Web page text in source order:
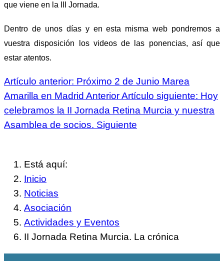
que viene en la III Jornada.
Dentro de unos días y en esta misma web pondremos a
vuestra disposición los videos de las ponencias, así que
estar atentos.
Artículo anterior: Próximo 2 de Junio Marea
Amarilla en Madrid AnteriorArtículo siguiente: Hoy
celebramos la II Jornada Retina Murcia y nuestra
Asamblea de socios. Siguiente
Está aquí:
Inicio
Noticias
Asociación
Actividades y Eventos
II Jornada Retina Murcia. La crónica